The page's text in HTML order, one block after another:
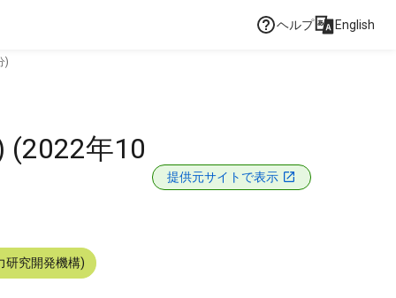
ヘルプ English
)
(2022年10
提供元サイトで表示
研究開発機構)